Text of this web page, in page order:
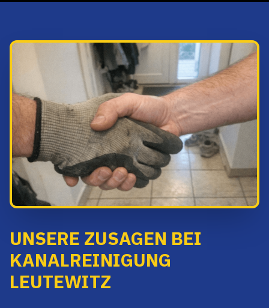
UNSERE ZUSAGEN BEI
KANALREINIGUNG
LEUTEWITZ